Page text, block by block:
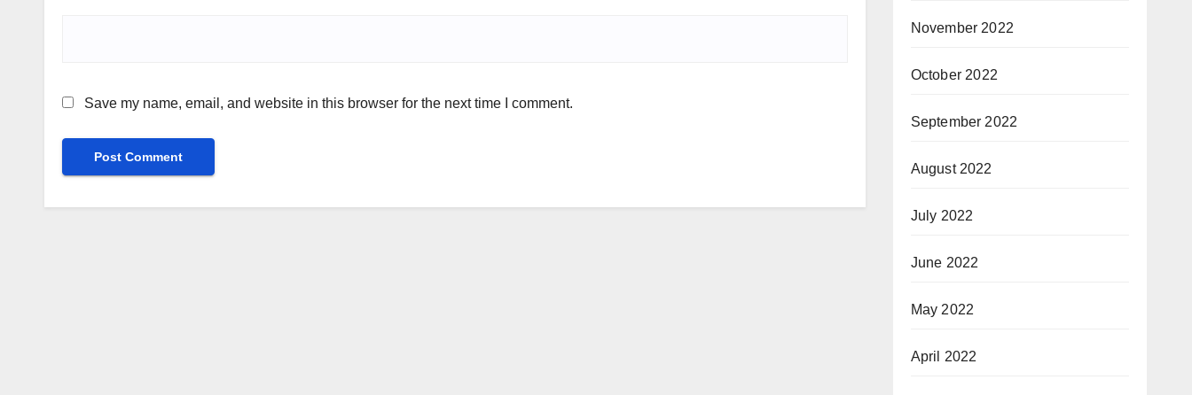
Save my name, email, and website in this browser for the next time I comment.
November 2022
October 2022
September 2022
August 2022
July 2022
June 2022
May 2022
April 2022